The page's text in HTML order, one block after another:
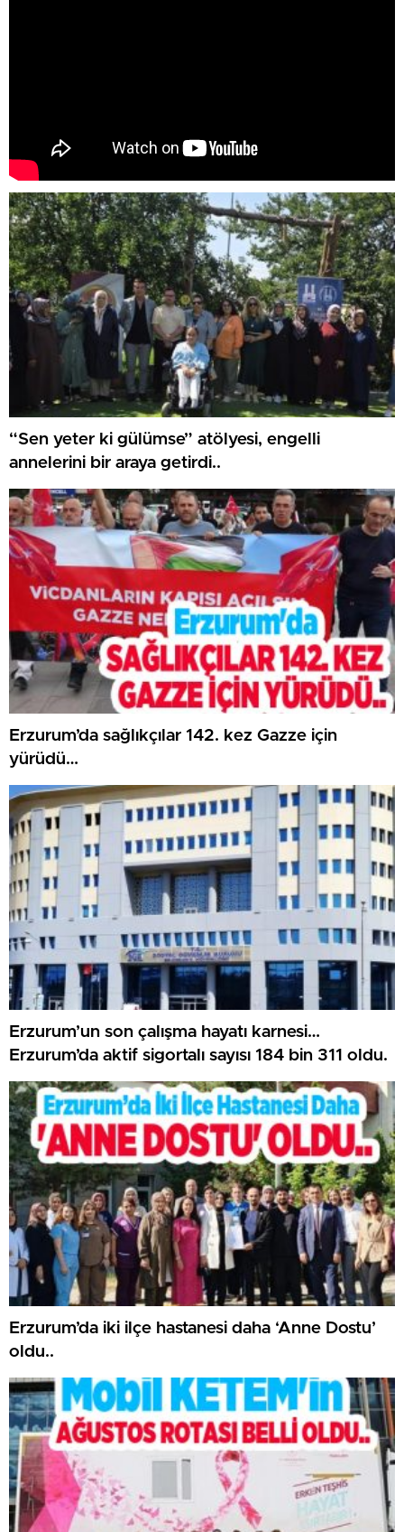
“Sen yeter ki gülümse” atölyesi, engelli
annelerini bir araya getirdi..
Erzurum’da sağlıkçılar 142. kez Gazze için
yürüdü…
Erzurum’un son çalışma hayatı karnesi…
Erzurum’da aktif sigortalı sayısı 184 bin 311 oldu.
Erzurum’da iki ilçe hastanesi daha ‘Anne Dostu’
oldu..